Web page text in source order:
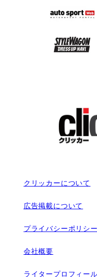
クリッカーについて
広告掲載について
プライバシーポリシー
会社概要
ライタープロフィール